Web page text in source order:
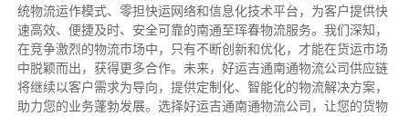
统物流运作模式、零担快运网络和信息化技术平台，为客户提供快
速高效、便捷及时、安全可靠的南通至珲春物流服务。 我们深知，
在竞争激烈的物流市场中，只有不断创新和优化，才能在货运市场
中脱颖而出，获得更多合作。 未来，好运吉通南通物流公司供应链
将继续以客户需求为导向，提供定制化、智能化的物流解决方案，
助力您的业务蓬勃发展。选择好运吉通南通物流公司，让您的货物